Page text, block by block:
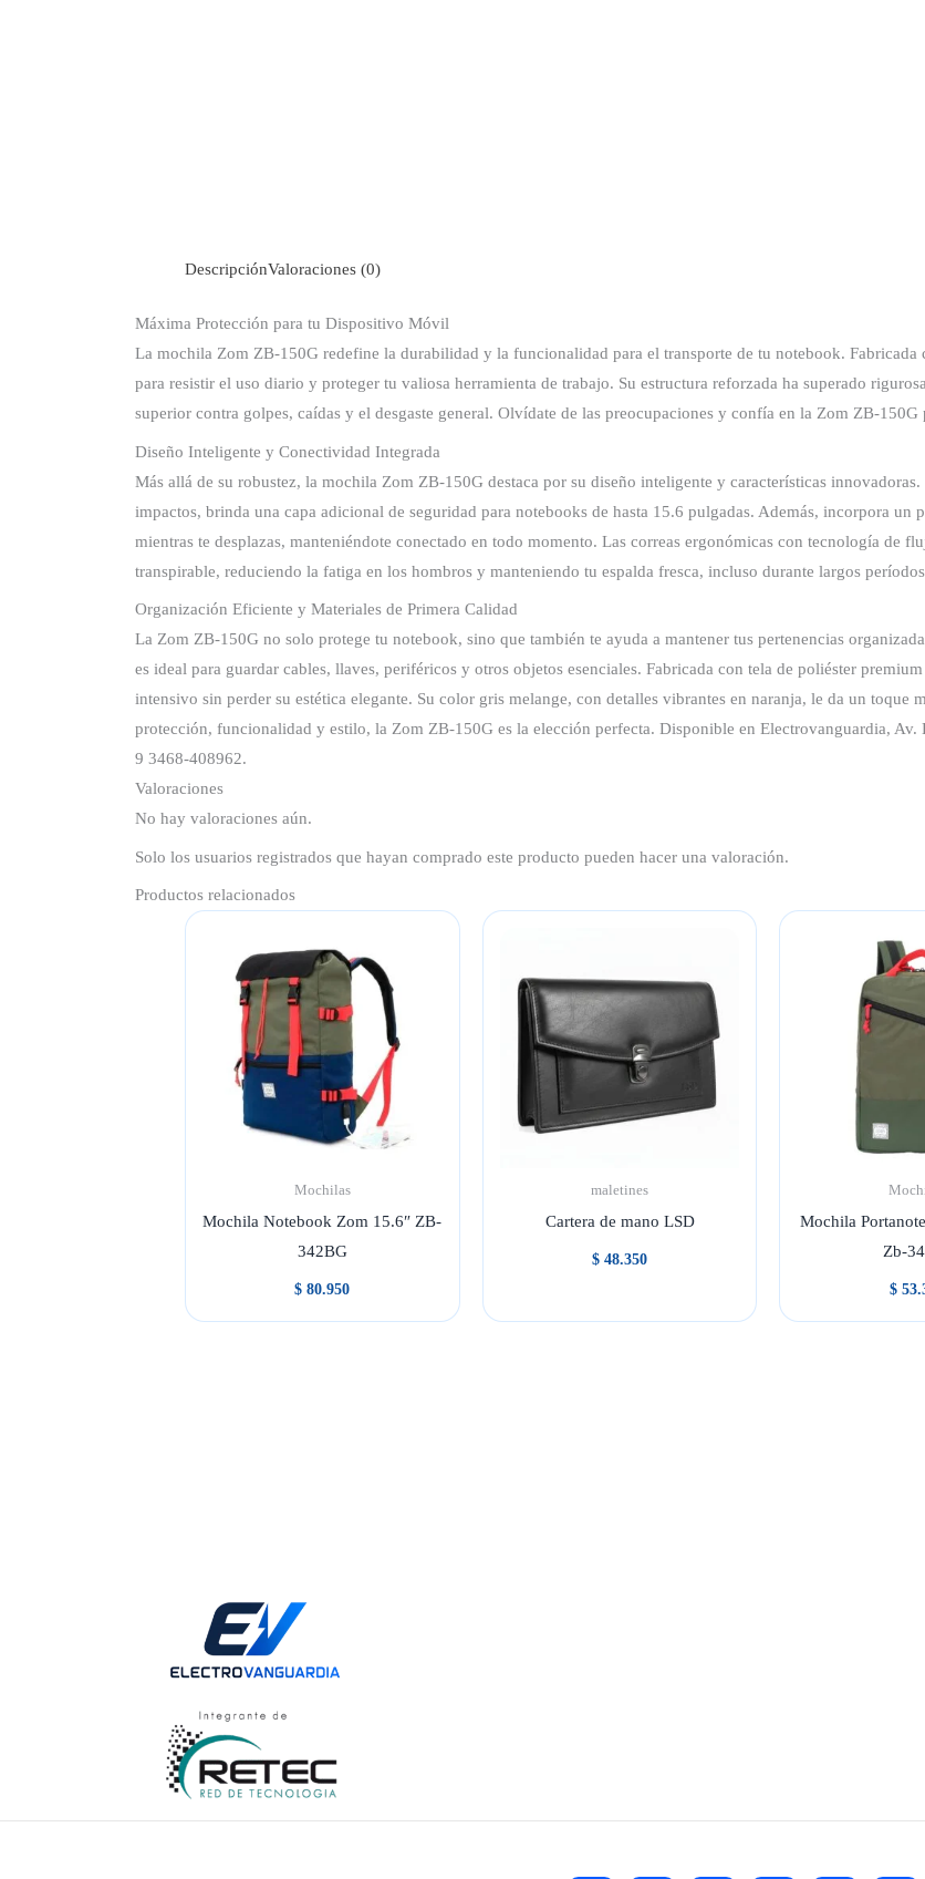
DescripciónValoraciones (0)
Máxima Protección para tu Dispositivo Móvil
La mochila Zom ZB-150G redefine la durabilidad y la funcionalidad para el transporte de tu notebook. Fabricada
para resistir el uso diario y proteger tu valiosa herramienta de trabajo. Su estructura reforzada ha superado
superior contra golpes, caídas y el desgaste general. Olvídate de las preocupaciones y confía en la Zom ZB-
Diseño Inteligente y Conectividad Integrada
Más allá de su robustez, la mochila Zom ZB-150G destaca por su diseño inteligente y características
impactos, brinda una capa adicional de seguridad para notebooks de hasta 15.6 pulgadas. Además, incorpora
mientras te desplazas, manteniéndote conectado en todo momento. Las correas ergonómicas con tecnología de
transpirable, reduciendo la fatiga en los hombros y manteniendo tu espalda fresca, incluso durante largos
Organización Eficiente y Materiales de Primera Calidad
La Zom ZB-150G no solo protege tu notebook, sino que también te ayuda a mantener tus pertenencias
es ideal para guardar cables, llaves, periféricos y otros objetos esenciales. Fabricada con tela de poliéster
intensivo sin perder su estética elegante. Su color gris melange, con detalles vibrantes en naranja, le da un toque
protección, funcionalidad y estilo, la Zom ZB-150G es la elección perfecta. Disponible en Electrovanguardia,
9 3468-408962.
Valoraciones
No hay valoraciones aún.
Solo los usuarios registrados que hayan comprado este producto pueden hacer una valoración.
Productos relacionados
Mochilas
Mochila Notebook Zom 15.6″ ZB-
342BG
$ 80.950
maletines
Cartera de mano LSD
$ 48.350
Mochila
Zb-
$